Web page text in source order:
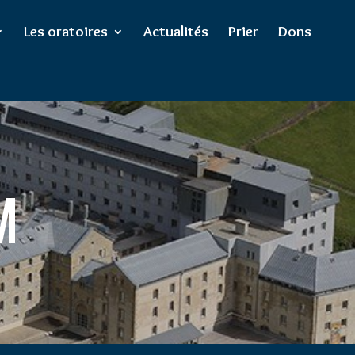
Les oratoires Actualités Prier Dons